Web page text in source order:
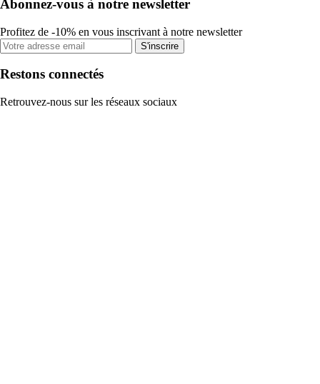
Abonnez-vous à notre newsletter
Profitez de -10% en vous inscrivant à notre newsletter
S'inscrire
Restons connectés
Retrouvez-nous sur les réseaux sociaux